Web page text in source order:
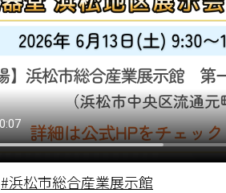
#浜松市総合産業展示館